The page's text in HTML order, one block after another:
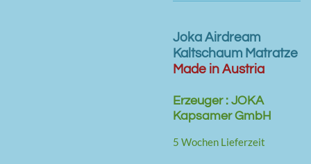
Joka Airdream
Kaltschaum Matratze
Made in Austria
Erzeuger : JOKA
Kapsamer GmbH
5 Wochen Lieferzeit